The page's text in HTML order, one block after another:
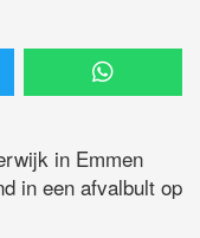
in Emmen
in een afvalbult op